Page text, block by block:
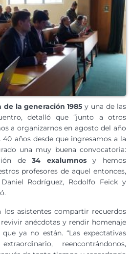
de la generación 1985 y una de las
detalló que “junto a otros
a organizarnos en agosto del año
40 años desde que ingresamos a la
una muy buena convocatoria:
de34 exalumnosy hemos
profesores de aquel entonces,
Rodríguez, Rodolfo Feick y
asistentes compartir recuerdos
anécdotas y rendir homenaje
ya no están. “Las expectativas
reencontrándonos,